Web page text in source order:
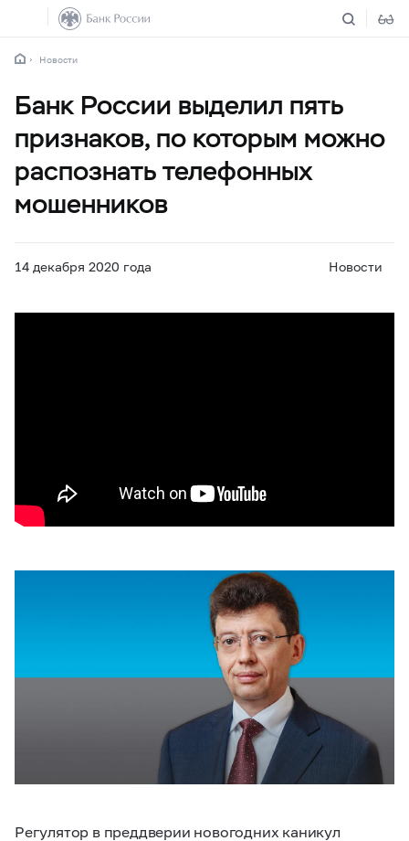
Новости
Банк России выделил пять
признаков, по которым можно
распознать телефонных
мошенников
14 декабря 2020 года Новости
Регулятор в преддверии новогодних каникул